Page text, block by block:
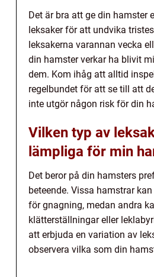
Det är bra att ge din hamster
leksaker för att undvika
leksakerna varannan vecka
din hamster verkar ha blivit
dem. Kom ihåg att alltid
regelbundet för att se till att
inte utgör någon risk för din
Vilken typ av
lämpliga för min
Det beror på din hamsters
beteende. Vissa hamstrar
för gnagning, medan andra
klätterställningar eller
att erbjuda en variation av
observera vilka som din